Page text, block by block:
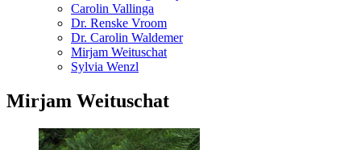
Carolin Vallinga
Dr. Renske Vroom
Dr. Carolin Waldemer
Mirjam Weituschat
Sylvia Wenzl
Mirjam Weituschat